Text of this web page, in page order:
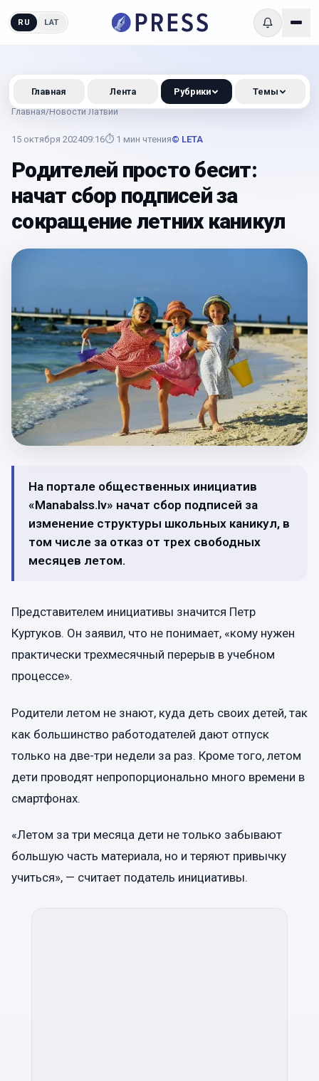
RU LAT
Главная/Новости Латвии
15 октября 202409:16⏱ 1 мин чтения© LETA
Родителей просто бесит:
начат сбор подписей за
сокращение летних каникул
На портале общественных инициатив
«Manabalss.lv» начат сбор подписей за
изменение структуры школьных каникул, в
том числе за отказ от трех свободных
месяцев летом.
Представителем инициативы значится Петр
Куртуков. Он заявил, что не понимает, «кому нужен
практически трехмесячный перерыв в учебном
процессе».
Родители летом не знают, куда деть своих детей, так
как большинство работодателей дают отпуск
только на две-три недели за раз. Кроме того, летом
дети проводят непропорционально много времени в
смартфонах.
«Летом за три месяца дети не только забывают
большую часть материала, но и теряют привычку
учиться», — считает податель инициативы.
Главная Лента Рубрики Темы